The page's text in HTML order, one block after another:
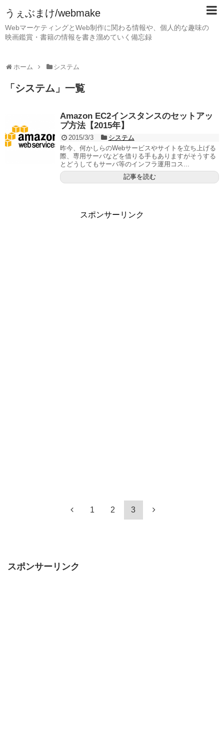
うぇぶまけ/webmake
WebマーケティングとWeb制作に関わる情報や、個人的な趣味の
映画鑑賞・書籍の情報を書き溜めていく備忘録
ホーム システム
「 システム 」 一覧
Amazon EC2インスタンスのセットアッ
プ方法【2015年】
2015/3/3
システム
昨今、何かしらのWebサービスやサイトを立ち上げる
際、専用サーバなどを借りる手もありますがそうする
とどうしてもサーバ等のインフラ運用コス...
記事を読む
スポンサーリンク
1 2 3
スポンサーリンク